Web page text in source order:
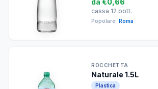
da €0,66
cassa 12 bott.
Popolare: Roma
ROCCHETTA
Naturale 1.5L
Plastica